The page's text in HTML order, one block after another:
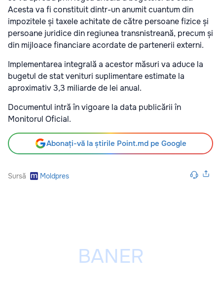
Acesta va fi constituit dintr-un anumit cuantum din
impozitele și taxele achitate de către persoane fizice și
persoane juridice din regiunea transnistreană, precum și
din mijloace financiare acordate de partenerii externi.
Implementarea integrală a acestor măsuri va aduce la
bugetul de stat venituri suplimentare estimate la
aproximativ 3,3 miliarde de lei anual.
Documentul intră în vigoare la data publicării în
Monitorul Oficial.
Abonați-vă la știrile Point.md pe Google
Sursă Moldpres